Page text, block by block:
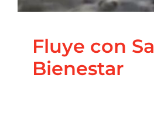
Fluye con
Bienestar